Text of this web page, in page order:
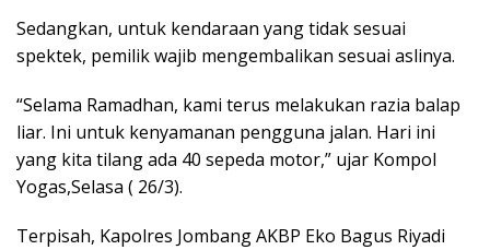
Sedangkan, untuk kendaraan yang tidak sesuai
spektek, pemilik wajib mengembalikan sesuai aslinya.
“Selama Ramadhan, kami terus melakukan razia balap
liar. Ini untuk kenyamanan pengguna jalan. Hari ini
yang kita tilang ada 40 sepeda motor,” ujar Kompol
Yogas,Selasa ( 26/3).
Terpisah, Kapolres Jombang AKBP Eko Bagus Riyadi